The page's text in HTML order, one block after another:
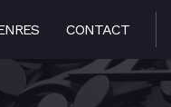
CONTACT